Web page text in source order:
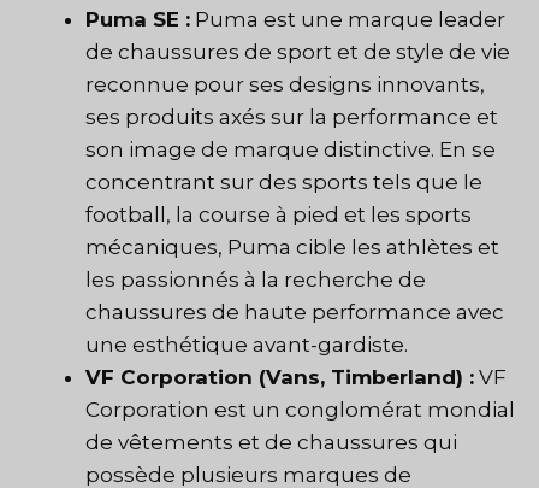
Puma SE : Puma est une marque leader
de chaussures de sport et de style de vie
reconnue pour ses designs innovants,
ses produits axés sur la performance et
son image de marque distinctive. En se
concentrant sur des sports tels que le
football, la course à pied et les sports
mécaniques, Puma cible les athlètes et
les passionnés à la recherche de
chaussures de haute performance avec
une esthétique avant-gardiste.
VF Corporation (Vans, Timberland) : VF
Corporation est un conglomérat mondial
de vêtements et de chaussures qui
possède plusieurs marques de